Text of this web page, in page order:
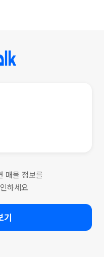
매물 정보를
하세요